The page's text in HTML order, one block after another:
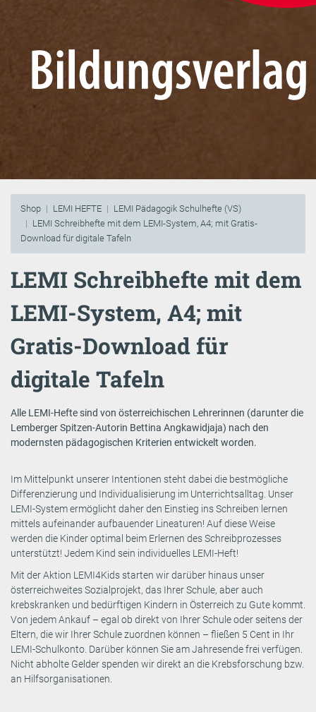
Shop LEMI HEFTE
LEMI Pädagogik Schulhefte (VS)
LEMI Schreibhefte mit dem LEMI-System, A4; mit Gratis-
Download für digitale Tafeln
LEMI Schreibhefte mit dem
LEMI-System, A4; mit
Gratis-Download für
digitale Tafeln
Alle LEMI-Hefte sind von österreichischen Lehrerinnen (darunter die
Lemberger Spitzen-Autorin Bettina Angkawidjaja) nach den
modernsten pädagogischen Kriterien entwickelt worden.
Im Mittelpunkt unserer Intentionen steht dabei die bestmögliche
Differenzierung und Individualisierung im Unterrichtsalltag. Unser
LEMI-System ermöglicht daher den Einstieg ins Schreiben lernen
mittels aufeinander aufbauender Lineaturen! Auf diese Weise
werden die Kinder optimal beim Erlernen des Schreibprozesses
unterstützt! Jedem Kind sein individuelles LEMI-Heft!
Mit der Aktion LEMI4Kids starten wir darüber hinaus unser
österreichweites Sozialprojekt, das Ihrer Schule, aber auch
krebskranken und bedürftigen Kindern in Österreich zu Gute kommt.
Von jedem Ankauf – egal ob direkt von Ihrer Schule oder seitens der
Eltern, die wir Ihrer Schule zuordnen können – fließen 5 Cent in Ihr
LEMI-Schulkonto. Darüber können Sie am Jahresende frei verfügen.
Nicht abholte Gelder spenden wir direkt an die Krebsforschung bzw.
an Hilfsorganisationen.